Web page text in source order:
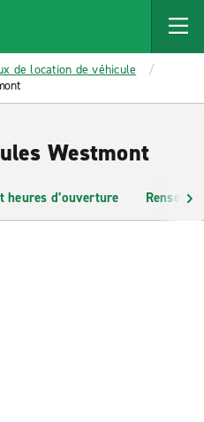
de location de véhicule
Westmont
heures d’ouverture